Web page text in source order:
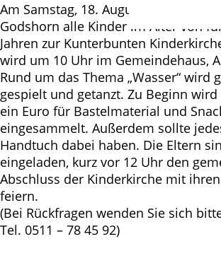
Am Samstag, 18. August lädt die
Godshorn alle Kinder im Alter von
Jahren zur Kunterbunten
wird um 10 Uhr im Gemeindehaus,
Rund um das Thema „Wasser“ wird
gespielt und getanzt. Zu Beginn
ein Euro für Bastelmaterial und
eingesammelt. Außerdem sollte
Handtuch dabei haben. Die Eltern
eingeladen, kurz vor 12 Uhr den
Abschluss der Kinderkirche mit
feiern.
(Bei Rückfragen wenden Sie sich
Tel. 0511 – 78 45 92)